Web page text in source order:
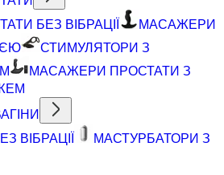
БЕЗ ВІБРАЦІЇ
МАСАЖЕРИ
СТИМУЛЯТОРИ З
МАСАЖЕРИ ПРОСТАТИ З
ВІБРАЦІЇ
МАСТУРБАТОРИ З